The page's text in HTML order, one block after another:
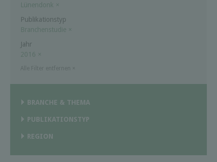
Lünendonk ×
Publikationstyp
Branchenstudie ×
Jahr
2016 ×
BRANCHE & THEMA
PUBLIKATIONSTYP
REGION